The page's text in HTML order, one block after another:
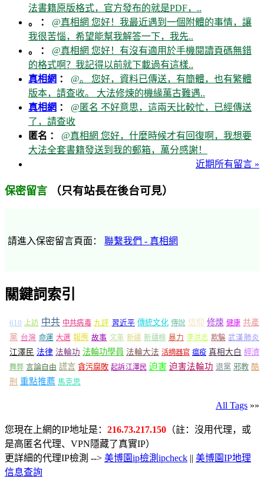
法書籍原版格式，官方發布的就是PDF，..
。 ： @真相網 您好！我最近遇到一個附體的事情，讓
我很苦惱，希望能幫我解答一下，我先..
。 ： @真相網 您好！有沒有適用於手機閱讀頁碼無錯
的格式啊？我記得以前就下載過有這樣..
真相網 ： @。 您好，資料已傳送，有簡體，也有繁體
版本，請查收。 大法修煉的機緣萬古難遇..
真相網 ： @匿名 不好意思，這兩天比較忙，已經傳送
了，請查收
匿名 ： @真相網 您好，什麼時候才有回復啊，我想要
大法全套書籍發送到我的郵箱，萬分感謝！
近期所有留言 »
保密留言 （只有站長在後台可見）
請進入保密留言頁面： 聯繫我們 - 真相網
關鍵詞索引
610 上訪 中共 中共病毒 九評 習近平 傳統文化 傳說 信仰 修煉 健康 共產
黨 台灣 命運 大選 報應 故事 文革 新疆 新疆棉 暴力 李洪志 欺騙 武漢肺炎
江澤民 法律 法輪功 法輪功學員 法輪大法 活摘器官 瘟疫 真相大白 經濟
舞弊 言論自由 謊言 貪污腐敗 起訴江澤民 迫害 迫害法輪功 退黨 邪教 酷
刑 重點推薦 馬克思
All Tags »»
您現在上網的IP地址是： 216.73.217.150 （註：沒用代理，或
是高匿名代理、VPN隱藏了真實IP）
更詳細的代理IP檢測 --> 美博園ip檢測ipcheck || 美博園IP地理
信息查詢